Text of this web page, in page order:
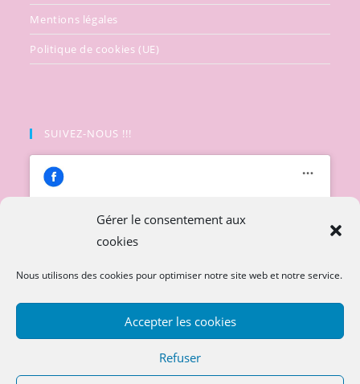
Gérer le consentement aux
cookies
Nous utilisons des cookies pour optimiser notre site web et notre service.
Accepter les cookies
Refuser
Mentions légales
Politique de cookies (UE)
SUIVEZ-NOUS !!!
marketing et activer ce contenu